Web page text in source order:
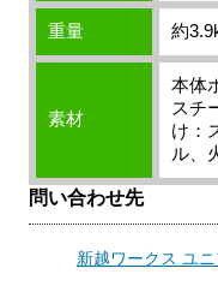
重量 約
素材
本体
スチ
け：
ル、
問い合わせ先
新越ワークス ユ